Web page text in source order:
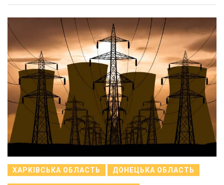
ХАРКІВСЬКА ОБЛАСТЬ ДОНЕЦЬКА ОБЛАСТЬ